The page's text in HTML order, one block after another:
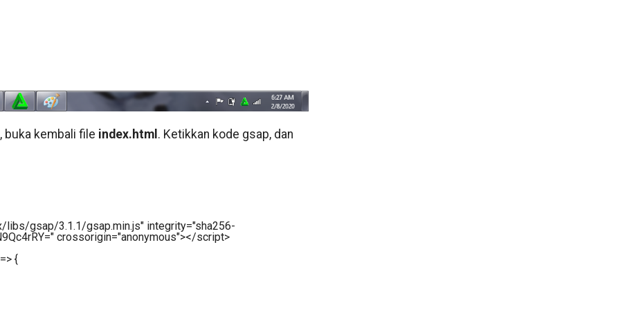
buka kembali file index.html . Ketikkan kode gsap, dan
libs/gsap/3.1.1/gsap.min.js" integrity="sha256-
crossorigin="anonymous"></script>
{